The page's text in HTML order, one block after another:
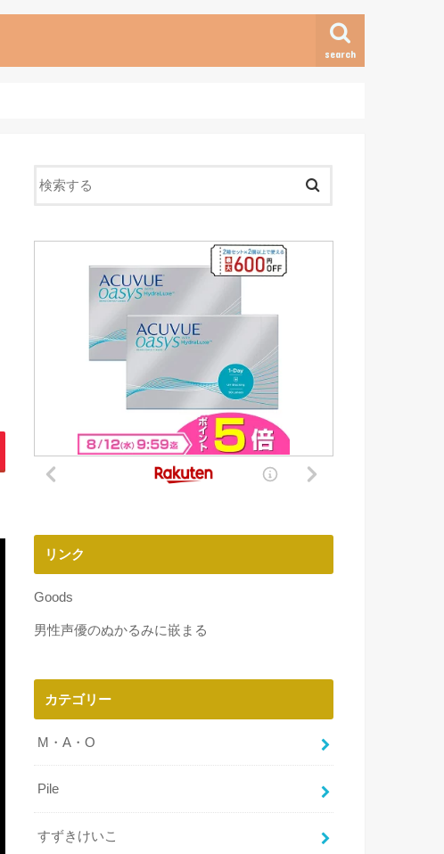
search
リンク
Goods
男性声優のぬかるみに嵌まる
カテゴリー
M・A・O
Pile
すずきけいこ